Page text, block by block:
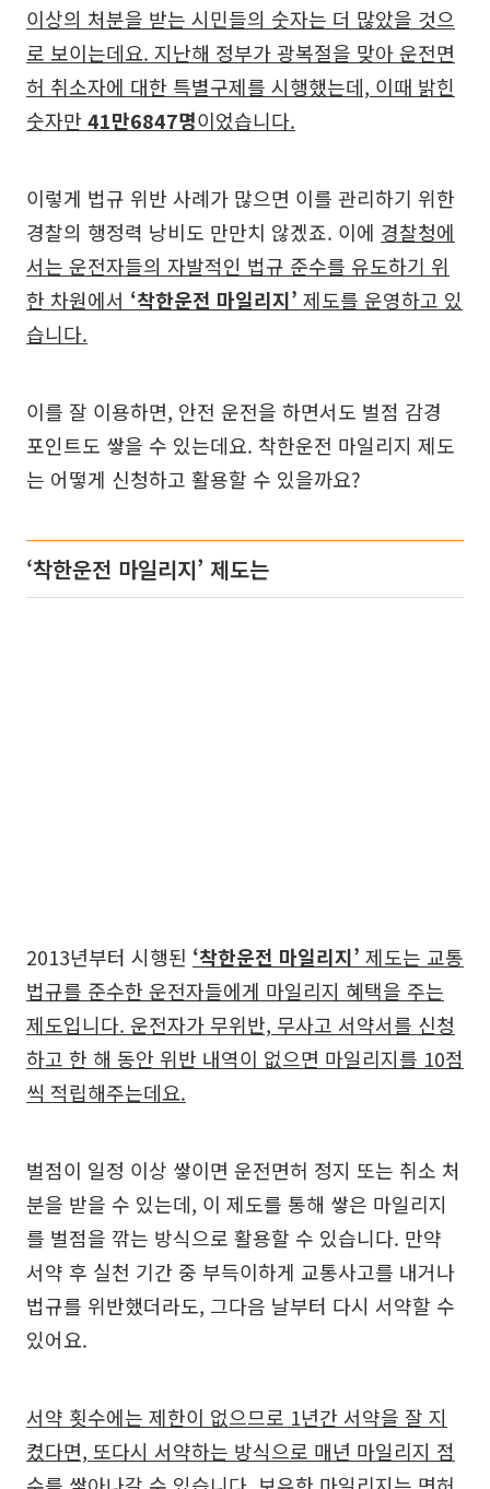
이상의 처분을 받는 시민들의 숫자는 더 많았을 것으
로 보이는데요. 지난해 정부가 광복절을 맞아 운전면
허 취소자에 대한 특별구제를 시행했는데, 이때 밝힌
숫자만 41만6847명이었습니다.
이렇게 법규 위반 사례가 많으면 이를 관리하기 위한
경찰의 행정력 낭비도 만만치 않겠죠. 이에 경찰청에
서는 운전자들의 자발적인 법규 준수를 유도하기 위
한 차원에서 ‘착한운전 마일리지’ 제도를 운영하고 있
습니다.
이를 잘 이용하면, 안전 운전을 하면서도 벌점 감경
포인트도 쌓을 수 있는데요. 착한운전 마일리지 제도
는 어떻게 신청하고 활용할 수 있을까요?
‘착한운전 마일리지’ 제도는
2013년부터 시행된 ‘착한운전 마일리지’ 제도는 교통
법규를 준수한 운전자들에게 마일리지 혜택을 주는
제도입니다. 운전자가 무위반, 무사고 서약서를 신청
하고 한 해 동안 위반 내역이 없으면 마일리지를 10점
씩 적립해주는데요.
벌점이 일정 이상 쌓이면 운전면허 정지 또는 취소 처
분을 받을 수 있는데, 이 제도를 통해 쌓은 마일리지
를 벌점을 깎는 방식으로 활용할 수 있습니다. 만약
서약 후 실천 기간 중 부득이하게 교통사고를 내거나
법규를 위반했더라도, 그다음 날부터 다시 서약할 수
있어요.
서약 횟수에는 제한이 없으므로 1년간 서약을 잘 지
켰다면, 또다시 서약하는 방식으로 매년 마일리지 점